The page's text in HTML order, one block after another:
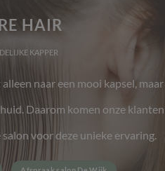
HAIR
KAPPER
naar een mooi kapsel, maar
Daarom komen onze klanten
voor deze unieke ervaring.